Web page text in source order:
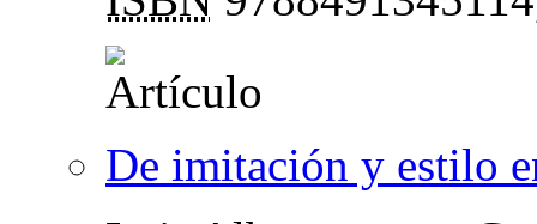
De imitación y estilo